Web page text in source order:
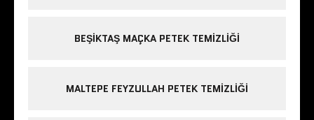
BEŞIKTAŞ MAÇKA PETEK TEMIZLIĞI
MALTEPE FEYZULLAH PETEK TEMIZLIĞI